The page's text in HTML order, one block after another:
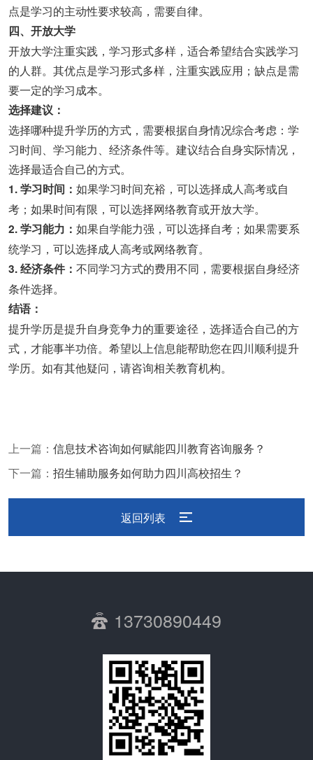
点是学习的主动性要求较高，需要自律。
四、开放大学
开放大学注重实践，学习形式多样，适合希望结合实践学习
的人群。其优点是学习形式多样，注重实践应用；缺点是需
要一定的学习成本。
选择建议：
选择哪种提升学历的方式，需要根据自身情况综合考虑：学
习时间、学习能力、经济条件等。建议结合自身实际情况，
选择最适合自己的方式。
1. 学习时间： 如果学习时间充裕，可以选择成人高考或自
考；如果时间有限，可以选择网络教育或开放大学。
2. 学习能力： 如果自学能力强，可以选择自考；如果需要系
统学习，可以选择成人高考或网络教育。
3. 经济条件： 不同学习方式的费用不同，需要根据自身经济
条件选择。
结语：
提升学历是提升自身竞争力的重要途径，选择适合自己的方
式，才能事半功倍。希望以上信息能帮助您在四川顺利提升
学历。如有其他疑问，请咨询相关教育机构。
上一篇： 信息技术咨询如何赋能四川教育咨询服务？
下一篇： 招生辅助服务如何助力四川高校招生？
返回列表
13730890449